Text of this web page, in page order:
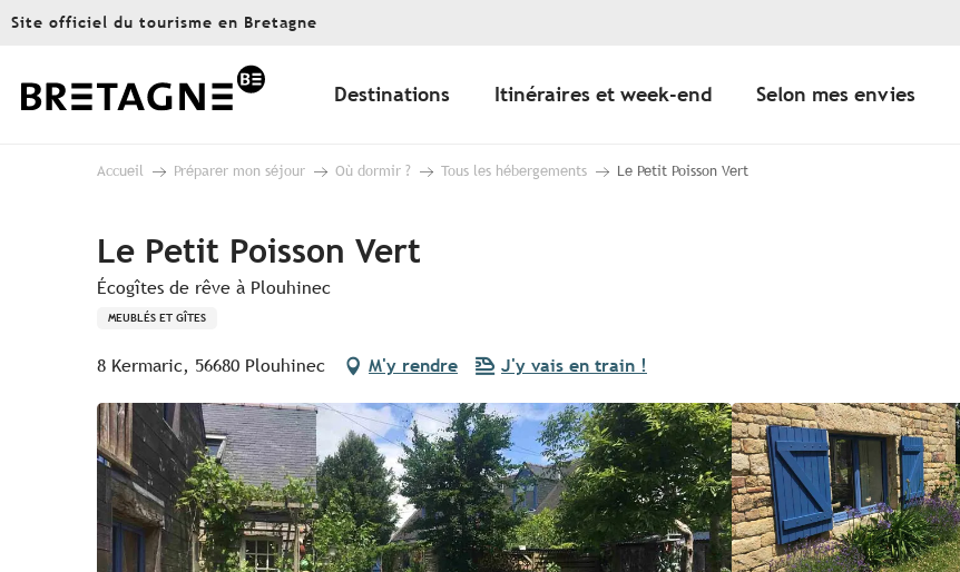
Aller
principal
Site officiel du tourisme en Bretagne
Destinations Itinéraires et week-end Selon mes envies
Accueil Préparer mon séjour Où dormir ? Tous les hébergements Le Petit Poisson Vert
Le Petit Poisson Vert
Écogîtes de rêve à Plouhinec
MEUBLÉS ET GÎTES
8 Kermaric, 56680 Plouhinec M'y rendre J'y vais en train !